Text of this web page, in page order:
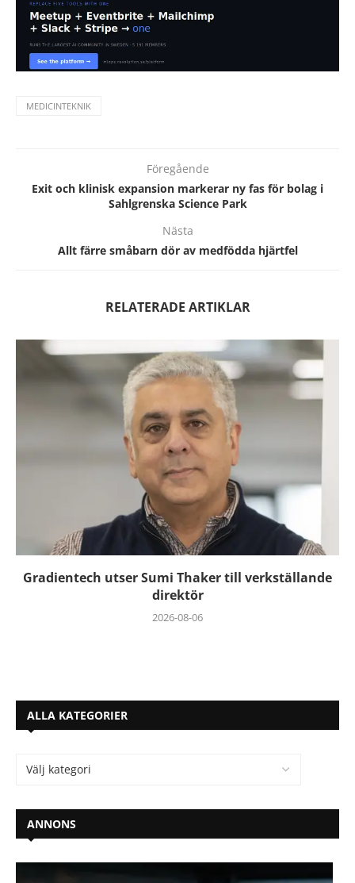
MEDICINTEKNIK
Föregående
Exit och klinisk expansion markerar ny fas för bolag i
Sahlgrenska Science Park
Nästa
Allt färre småbarn dör av medfödda hjärtfel
RELATERADE ARTIKLAR
Gradientech utser Sumi Thaker till verkställande
direktör
2026-08-06
ALLA KATEGORIER
ANNONS